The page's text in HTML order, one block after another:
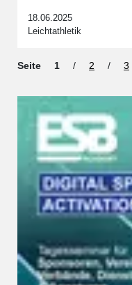
18.06.2025
Leichtathletik
Seite 1 / 2 / 3